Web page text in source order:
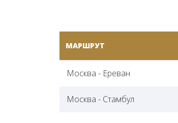
МАРШРУТ
Москва - Ереван
Москва - Стамбул